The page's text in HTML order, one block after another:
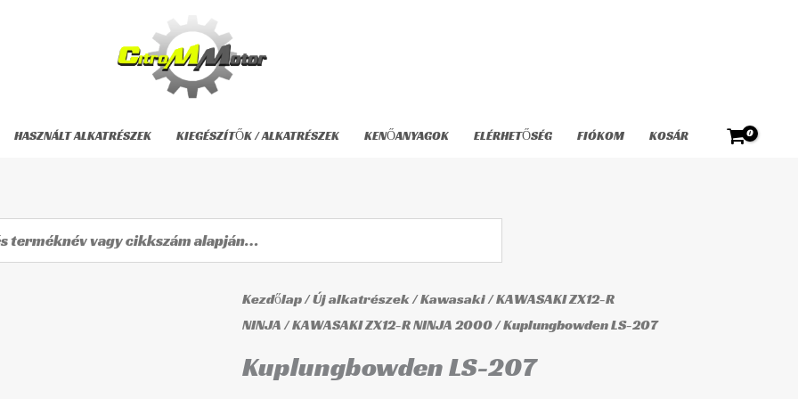
HASZNÁLT ALKATRÉSZEK KIEGÉSZÍTŐK / ALKATRÉSZEK KENŐANYAGOK ELÉRHETŐSÉG FIÓKOM KOSÁR
Kezdőlap/Új alkatrészek/Kawasaki/KAWASAKI ZX12-R
NINJA /KAWASAKI ZX12-R NINJA 2000/ Kuplungbowden LS-207
Kuplungbowden LS-207
Kuplungbowden
LS-
mennyiség